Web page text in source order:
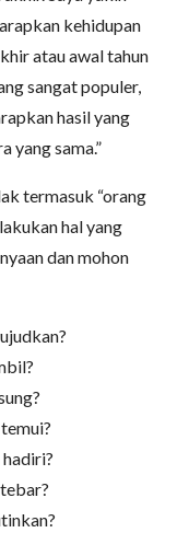
kehidupan
atau awal tahun
sangat populer,
hasil yang
yang sama.”
termasuk “orang
hal yang
dan mohon